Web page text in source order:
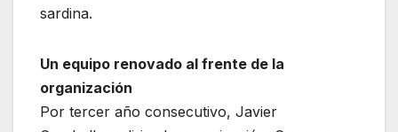
sardina.
Un equipo renovado al frente de la
organización
Por tercer año consecutivo, Javier